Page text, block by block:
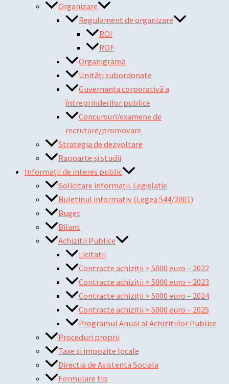
Organizare
Regulament de organizare
ROI
ROF
Organigrama
Unități subordonate
Guvernanța corporativă a
întreprinderilor publice
Concursuri/examene de
recrutare/promovare
Strategia de dezvoltare
Rapoarte și studii
Informații de interes public
Solicitare informații. Legislație
Buletinul informativ (Legea 544/2001)
Buget
Bilant
Achizitii Publice
Licitatii
Contracte achiziții > 5000 euro – 2022
Contracte achiziții > 5000 euro – 2023
Contracte achiziții > 5000 euro – 2024
Contracte achiziții > 5000 euro – 2025
Programul Anual al Achizitiilor Publice
Proceduri proprii
Taxe si impozite locale
Directia de Asistenta Sociala
Formulare tip